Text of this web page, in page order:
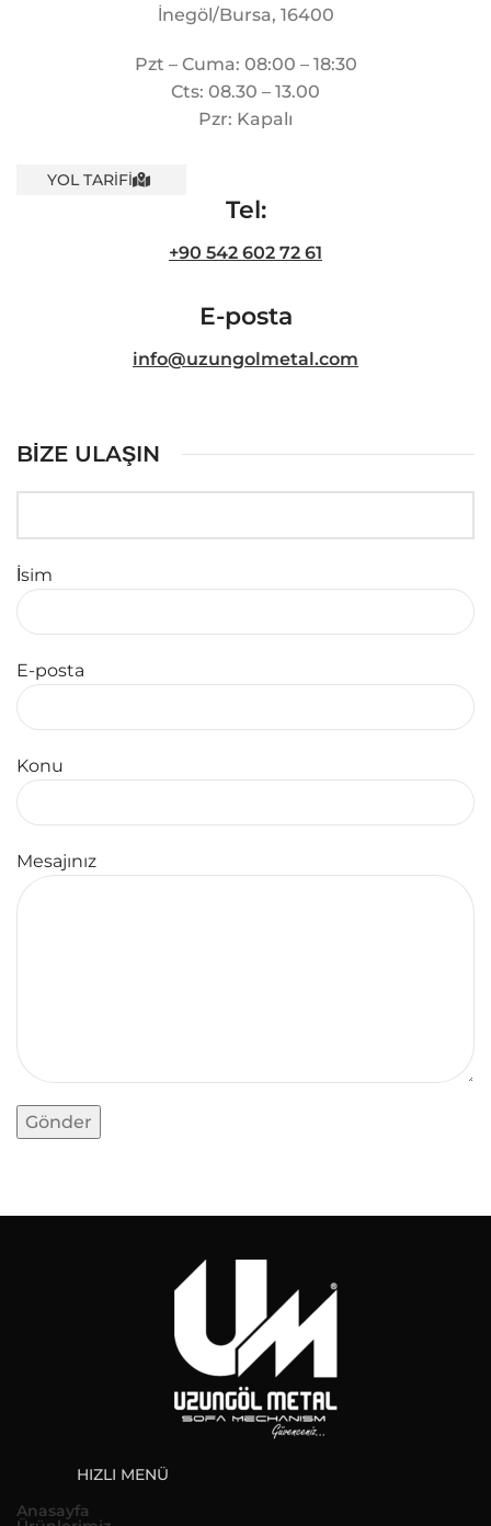
İnegöl/Bursa, 16400
Pzt – Cuma: 08:00 – 18:30
Cts: 08.30 – 13.00
Pzr: Kapalı
YOL TARİFİ
Tel:
+90 542 602 72 61
E-posta
info@uzungolmetal.com
BİZE ULAŞIN
İsim
E-posta
Konu
Mesajınız
HIZLI MENÜ
Anasayfa